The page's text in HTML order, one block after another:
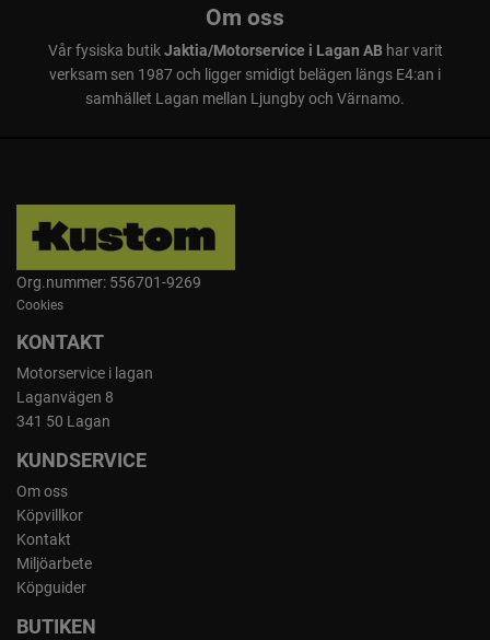
Om oss
Vår fysiska butikJaktia/Motorservice i Lagan ABhar varit
verksam sen 1987 och ligger smidigt belägen längs E4:an i
samhället Lagan mellan Ljungby och Värnamo.
Org.nummer: 556701-9269
Cookies
KONTAKT
Motorservice i lagan
Laganvägen 8
341 50 Lagan
KUNDSERVICE
Om oss
Köpvillkor
Kontakt
Miljöarbete
Köpguider
BUTIKEN